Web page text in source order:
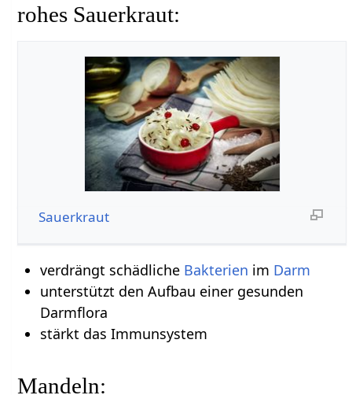
rohes Sauerkraut:
Sauerkraut
verdrängt schädliche Bakterien im Darm
unterstützt den Aufbau einer gesunden
Darmflora
stärkt das Immunsystem
Mandeln: